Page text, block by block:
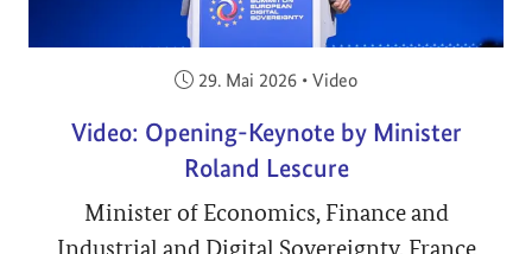
Veröffentlicht am:
29. Mai 2026 • Video
Video: Opening-Keynote by Minister
Roland Lescure
Minister of Economics, Finance and